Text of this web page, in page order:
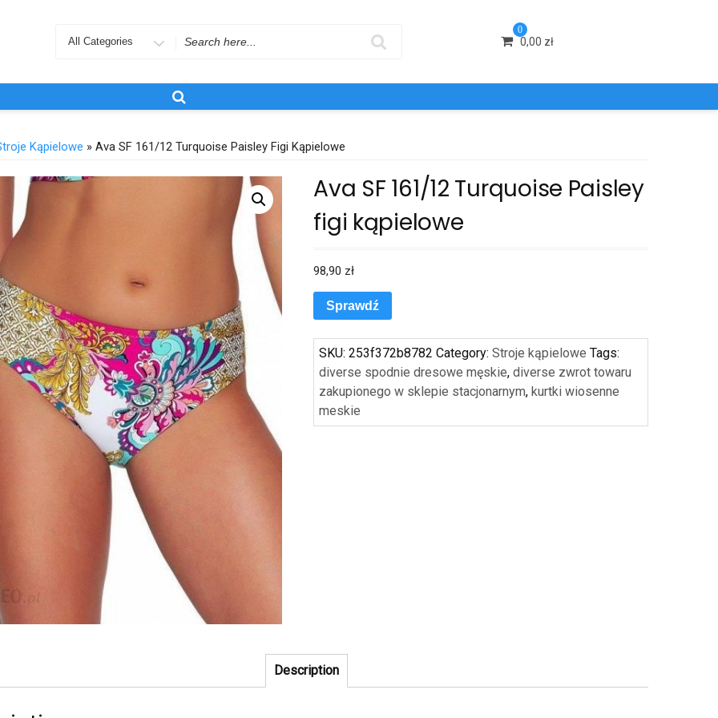
Search
0
0,00 zł
Kąpielowe » Ava SF 161/12 Turquoise Paisley Figi Kąpielowe
Ava SF 161/12 Turquoise Paisley
figi kąpielowe
98,90 zł
Sprawdź
SKU:253f372b8782 Category:Stroje kąpielowe Tags:
diverse spodnie dresowe męskie,diverse zwrot towaru
zakupionego w sklepie stacjonarnym,kurtki wiosenne
meskie
Description